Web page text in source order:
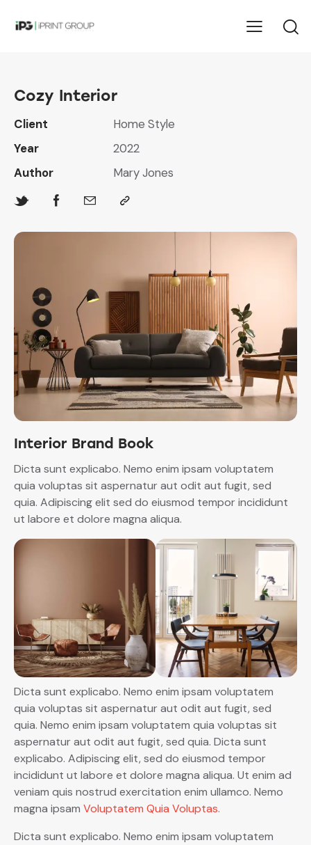
Cozy Interior
Client
Home Style
Year
2022
Author
Mary Jones
Interior Brand Book
Dicta sunt explicabo. Nemo enim ipsam voluptatem
quia voluptas sit aspernatur aut odit aut fugit, sed
quia. Adipiscing elit sed do eiusmod tempor incididunt
ut labore et dolore magna aliqua.
Dicta sunt explicabo. Nemo enim ipsam voluptatem
quia voluptas sit aspernatur aut odit aut fugit, sed
quia. Nemo enim ipsam voluptatem quia voluptas sit
aspernatur aut odit aut fugit, sed quia. Dicta sunt
explicabo. Adipiscing elit, sed do eiusmod tempor
incididunt ut labore et dolore magna aliqua. Ut enim ad
veniam quis nostrud exercitation enim ullamco. Nemo
magna ipsam Voluptatem Quia Voluptas.
Dicta sunt explicabo. Nemo enim ipsam voluptatem